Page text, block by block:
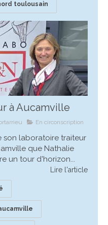
toulousain
à Aucamville
En circonscription
son laboratoire traiteur
que Nathalie
un tour d'horizon...
Lire l'article